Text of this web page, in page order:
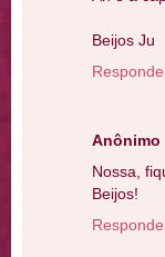
Beijos Ju
Anônimo
Nossa,
Beijos!